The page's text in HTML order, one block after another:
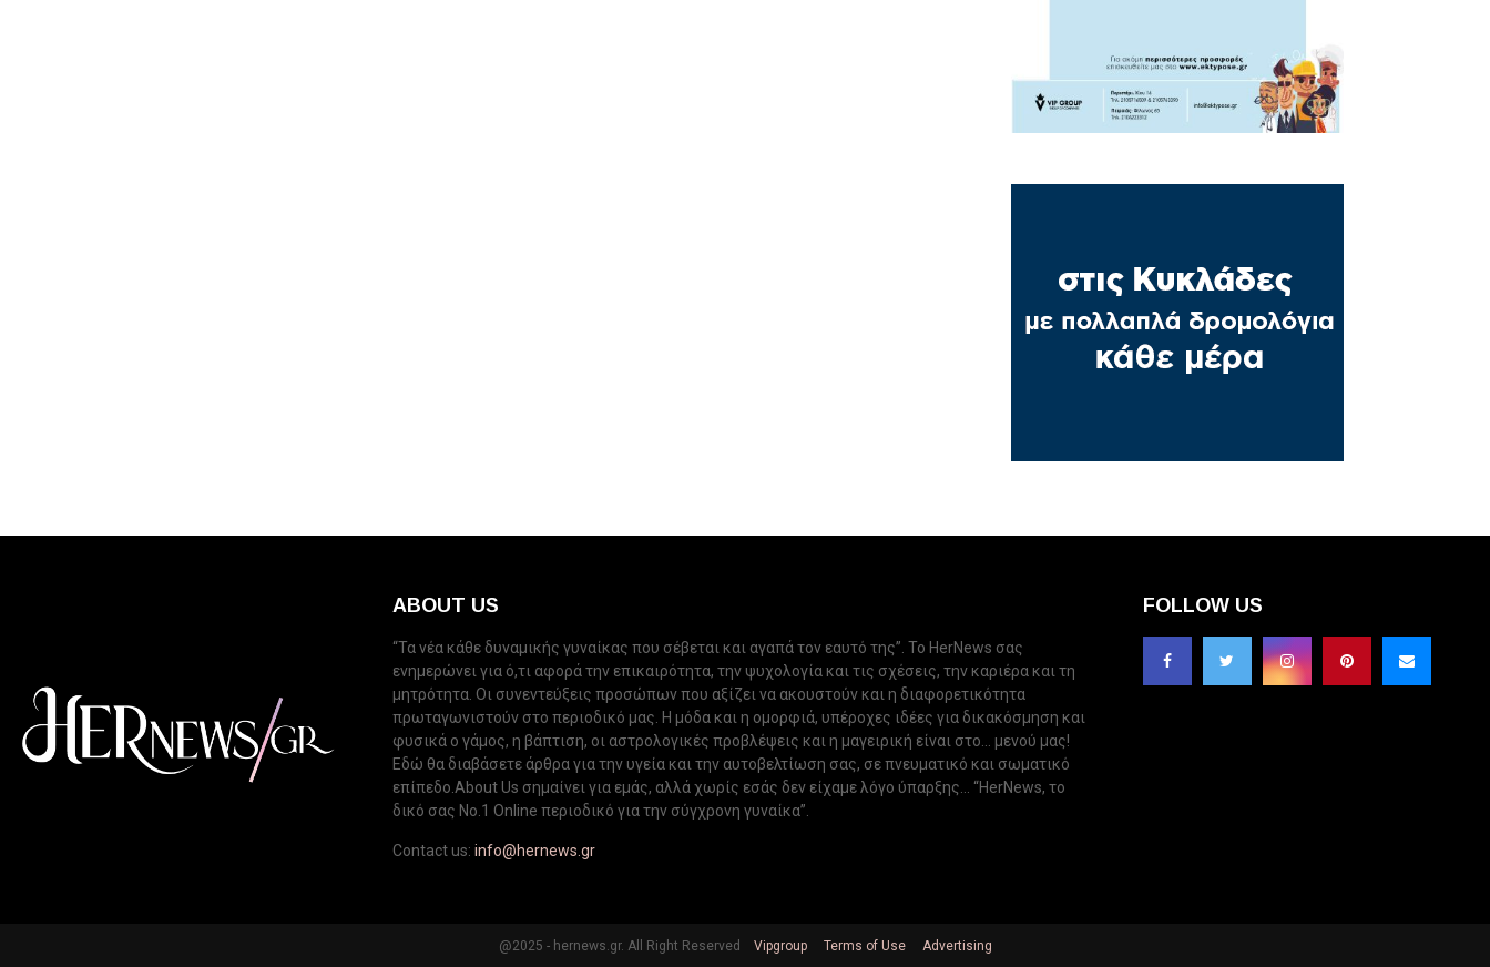
ABOUT US
“Τα νέα κάθε δυναμικής γυναίκας που σέβεται και αγαπά τον εαυτό της”. Το HerNews σας
ενημερώνει για ό,τι αφορά την επικαιρότητα, την ψυχολογία και τις σχέσεις, την καριέρα και τη
μητρότητα. Οι συνεντεύξεις προσώπων που αξίζει να ακουστούν και η διαφορετικότητα
πρωταγωνιστούν στο περιοδικό μας. Η μόδα και η ομορφιά, υπέροχες ιδέες για δικακόσμηση και
φυσικά ο γάμος, η βάπτιση, οι αστρολογικές προβλέψεις και η μαγειρική είναι στο... μενού μας!
Εδώ θα διαβάσετε άρθρα για την υγεία και την αυτοβελτίωση σας, σε πνευματικό και σωματικό
επίπεδο.About Us σημαίνει για εμάς, αλλά χωρίς εσάς δεν είχαμε λόγο ύπαρξης... “HerNews, το
δικό σας Νo.1 Online περιοδικό για την σύγχρονη γυναίκα”.
Contact us: info@hernews.gr
FOLLOW US
@2025 - hernews.gr. All Right Reserved Vipgroup Terms of Use Advertising